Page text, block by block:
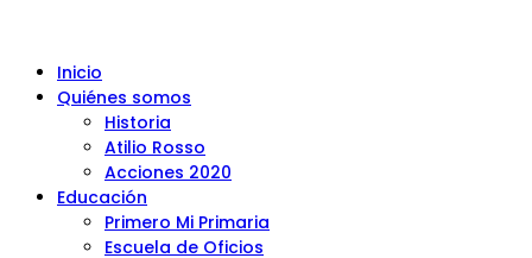
Inicio
Quiénes somos
Historia
Atilio Rosso
Acciones 2020
Educación
Primero Mi Primaria
Escuela de Oficios